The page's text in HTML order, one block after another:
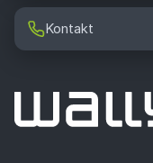
Kontakt